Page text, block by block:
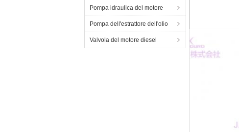
Pompa idraulica del motore
Pompa dell'estrattore dell'olio
Valvola del motore diesel